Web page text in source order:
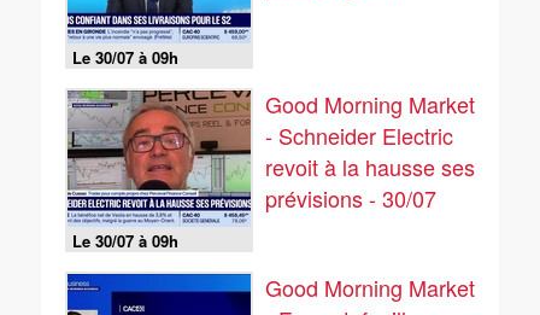
Le 30/07 à 09h
Le 30/07 à 09h
Good Morning Market
- Schneider Electric
revoit à la hausse ses
prévisions - 30/07
Good Morning Market